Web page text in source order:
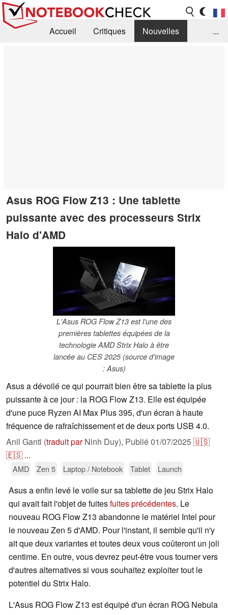
Accueil Critiques
Nouvelles
...
Asus ROG Flow Z13 : Une tablette
puissante avec des processeurs Strix
Halo d'AMD
L'Asus ROG Flow Z13 est l'une des
premières tablettes équipées de la
technologie AMD Strix Halo à être
lancée au CES 2025 (source d'image
: Asus)
Asus a dévoilé ce qui pourrait bien être sa tablette la plus
puissante à ce jour : la ROG Flow Z13. Elle est équipée
d'une puce Ryzen AI Max Plus 395, d'un écran à haute
fréquence de rafraîchissement et de deux ports USB 4.0.
Anil Ganti (traduit parNinh Duy), Publié01/07/2025🇺🇸
🇪🇸 ...
AMD Zen 5 Laptop / Notebook Tablet Launch
Asus a enfin levé le voile sur sa tablette de jeu Strix Halo
qui avait fait l'objet de fuitesfuites précédentes. Le
nouveau ROG Flow Z13 abandonne le matériel Intel pour
le nouveau Zen 5 d'AMD. Pour l'instant, il semble qu'il n'y
ait que deux variantes et toutes deux vous coûteront un joli
centime. En outre, vous devrez peut-être vous tourner vers
d'autres alternatives si vous souhaitez exploiter tout le
potentiel du Strix Halo.
L'Asus ROG Flow Z13 est équipé d'un écran ROG Nebula